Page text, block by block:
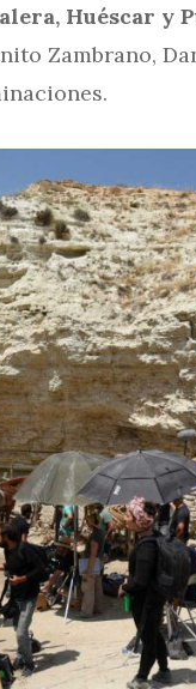
Huéscar y
Zambrano,